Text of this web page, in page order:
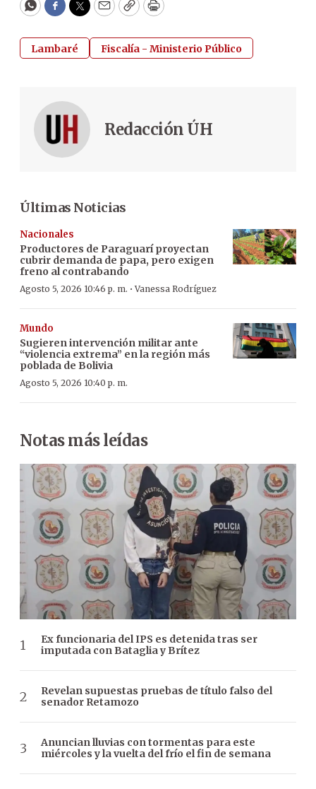
WhatsApp
Facebook
Twitter
EmailCopyPrint
Lambaré Fiscalía - Ministerio Público
Redacción ÚH
Últimas Noticias
Nacionales
Productores de Paraguarí proyectan
cubrir demanda de papa, pero exigen
freno al contrabando
Agosto 5, 2026 10:46 p. m. ·Vanessa Rodríguez
Mundo
Sugieren intervención militar ante
“violencia extrema” en la región más
poblada de Bolivia
Agosto 5, 2026 10:40 p. m.
Notas más leídas
Ex funcionaria del IPS es detenida tras ser
imputada con Bataglia y Brítez
Revelan supuestas pruebas de título falso del
senador Retamozo
Anuncian lluvias con tormentas para este
miércoles y la vuelta del frío el fin de semana